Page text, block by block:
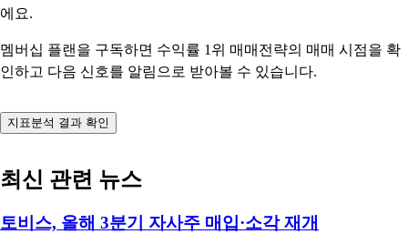
에요.
멤버십 플랜을 구독하면 수익률 1위 매매전략의 매매 시점을 확
인하고 다음 신호를 알림으로 받아볼 수 있습니다.
지표분석 결과 확인
최신 관련 뉴스
토비스, 올해 3분기 자사주 매입·소각 재개